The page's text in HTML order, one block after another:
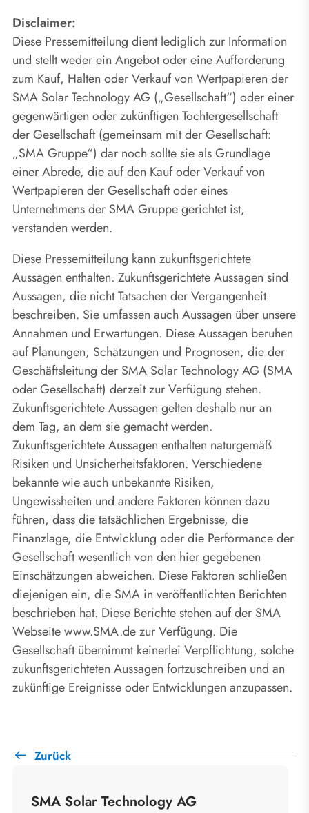
Disclaimer:
Diese Pressemitteilung dient lediglich zur Information
und stellt weder ein Angebot oder eine Aufforderung
zum Kauf, Halten oder Verkauf von Wertpapieren der
SMA Solar Technology AG („Gesellschaft“) oder einer
gegenwärtigen oder zukünftigen Tochtergesellschaft
der Gesellschaft (gemeinsam mit der Gesellschaft:
„SMA Gruppe“) dar noch sollte sie als Grundlage
einer Abrede, die auf den Kauf oder Verkauf von
Wertpapieren der Gesellschaft oder eines
Unternehmens der SMA Gruppe gerichtet ist,
verstanden werden.
Diese Pressemitteilung kann zukunftsgerichtete
Aussagen enthalten. Zukunftsgerichtete Aussagen sind
Aussagen, die nicht Tatsachen der Vergangenheit
beschreiben. Sie umfassen auch Aussagen über unsere
Annahmen und Erwartungen. Diese Aussagen beruhen
auf Planungen, Schätzungen und Prognosen, die der
Geschäftsleitung der SMA Solar Technology AG (SMA
oder Gesellschaft) derzeit zur Verfügung stehen.
Zukunftsgerichtete Aussagen gelten deshalb nur an
dem Tag, an dem sie gemacht werden.
Zukunftsgerichtete Aussagen enthalten naturgemäß
Risiken und Unsicherheitsfaktoren. Verschiedene
bekannte wie auch unbekannte Risiken,
Ungewissheiten und andere Faktoren können dazu
führen, dass die tatsächlichen Ergebnisse, die
Finanzlage, die Entwicklung oder die Performance der
Gesellschaft wesentlich von den hier gegebenen
Einschätzungen abweichen. Diese Faktoren schließen
diejenigen ein, die SMA in veröffentlichten Berichten
beschrieben hat. Diese Berichte stehen auf der SMA
Webseite www.SMA.de zur Verfügung. Die
Gesellschaft übernimmt keinerlei Verpflichtung, solche
zukunftsgerichteten Aussagen fortzuschreiben und an
zukünftige Ereignisse oder Entwicklungen anzupassen.
Zurück
SMA Solar Technology AG